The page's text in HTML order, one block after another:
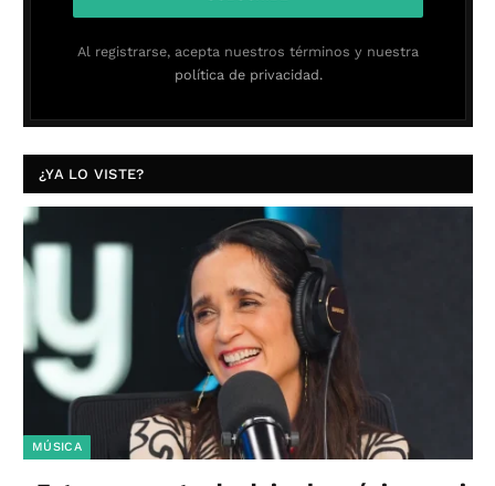
Al registrarse, acepta nuestros términos y nuestra
política de privacidad.
¿YA LO VISTE?
MÚSICA